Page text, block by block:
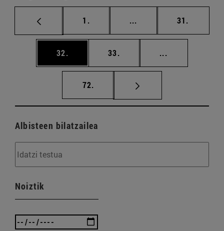
1. ... Tarteko orrialdeak
31.
32. 33. ...
72.
Albisteen bilatzailea
Noiztik